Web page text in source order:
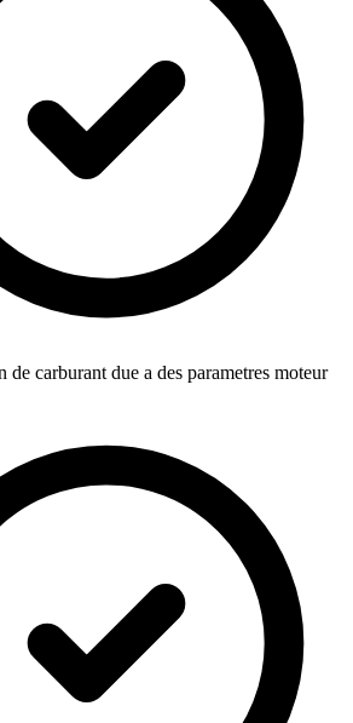
de carburant due a des parametres moteur